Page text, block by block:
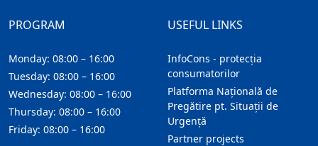
USEFUL LINKS
InfoCons - protecția
consumatorilor
Platforma Națională de
Pregătire pt. Situații de
Urgență
Partner projects
PROGRAM
Monday: 08:00 – 16:00
Tuesday: 08:00 – 16:00
Wednesday: 08:00 – 16:00
Thursday: 08:00 – 16:00
Friday: 08:00 – 16:00